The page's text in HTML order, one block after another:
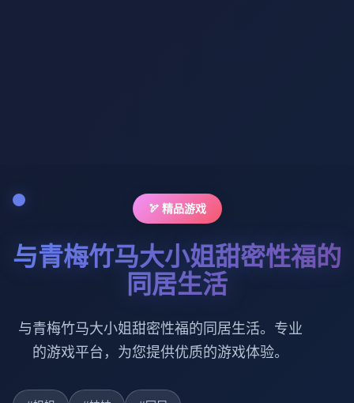
🏹 精品游戏
与青梅竹马大小姐甜密性福的
同居生活
与青梅竹马大小姐甜密性福的同居生活。专业
的游戏平台，为您提供优质的游戏体验。